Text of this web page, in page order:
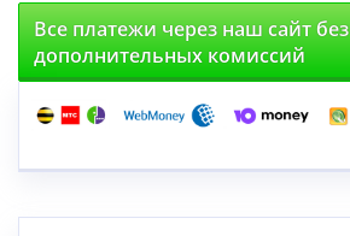
Все платежи через наш сайт без
дополнительных комиссий